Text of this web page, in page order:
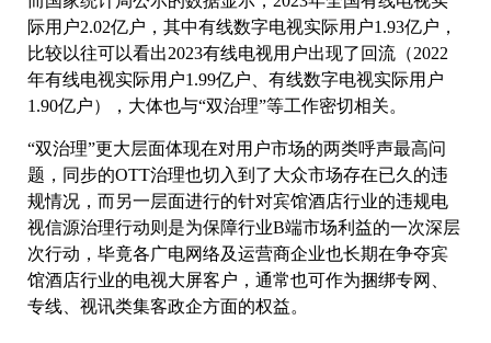
际用户2.02亿户，其中有线数字电视实际用户1.93亿户，
比较以往可以看出2023有线电视用户出现了回流（2022
年有线电视实际用户1.99亿户、有线数字电视实际用户
1.90亿户），大体也与“双治理”等工作密切相关。
“双治理”更大层面体现在对用户市场的两类呼声最高问
题，同步的OTT治理也切入到了大众市场存在已久的违
规情况，而另一层面进行的针对宾馆酒店行业的违规电
视信源治理行动则是为保障行业B端市场利益的一次深层
次行动，毕竟各广电网络及运营商企业也长期在争夺宾
馆酒店行业的电视大屏客户，通常也可作为捆绑专网、
专线、视讯类集客政企方面的权益​。